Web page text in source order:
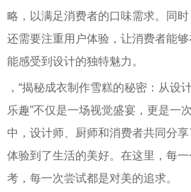
略，以满足消费者的口味需求。同
还需要注重用户体验，让消费者能
能感受到设计的独特魅力。
，“揭秘成衣制作雪糕的秘密：从设
乐趣”不仅是一场视觉盛宴，更是一
中，设计师、厨师和消费者共同分
体验到了生活的美好。在这里，每
考，每一次尝试都是对美的追求。